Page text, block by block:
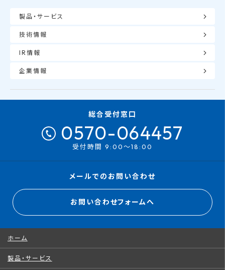
製品・サービス
技術情報
IR情報
企業情報
総合受付窓口
0570-064457
受付時間 9:00～18:00
メールでのお問い合わせ
お問い合わせフォームへ
ホーム
製品・サービス